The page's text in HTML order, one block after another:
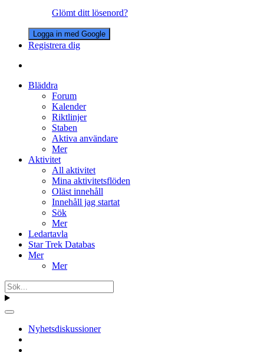
Glömt ditt lösenord?
Logga in med Google
Registrera dig
Bläddra
Forum
Kalender
Riktlinjer
Staben
Aktiva användare
Mer
Aktivitet
All aktivitet
Mina aktivitetsflöden
Oläst innehåll
Innehåll jag startat
Sök
Mer
Ledartavla
Star Trek Databas
Mer
Mer
Nyhetsdiskussioner